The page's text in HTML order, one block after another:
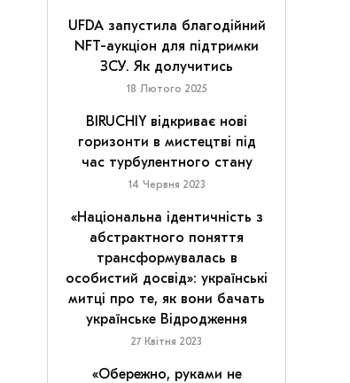
UFDA запустила благодійний
NFT-аукціон для підтримки
ЗСУ. Як долучитись
18 Лютого 2025
BIRUCHIY відкриває нові
горизонти в мистецтві під
час турбулентного стану
14 Червня 2023
«Національна ідентичність з
абстрактного поняття
трансформувалась в
особистий досвід»: українські
митці про те, як вони бачать
українське Відродження
27 Квітня 2023
«Обережно, руками не